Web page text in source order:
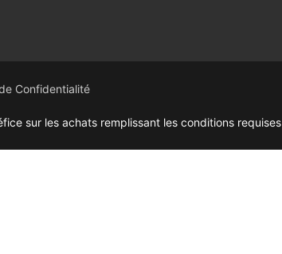
Confidentialité
sur les achats remplissant les conditions requises